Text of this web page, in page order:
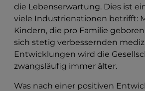
die Lebenserwartung. Dies ist
viele Industrienationen betrifft:
Kindern, die pro Familie
sich stetig verbessernden
Entwicklungen wird die
zwangsläufig immer älter.
Was nach einer positiven